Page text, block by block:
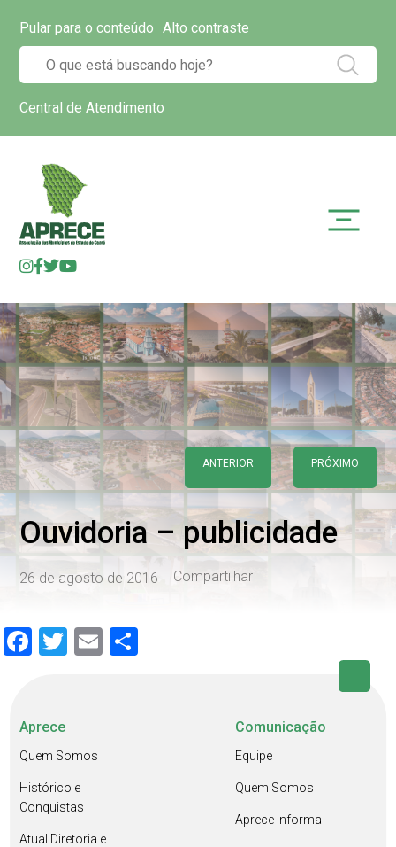
Pular para o conteúdo Alto contraste
Central de Atendimento
ANTERIOR PRÓXIMO
Ouvidoria – publicidade
26 de agosto de 2016 Compartilhar
Facebook
Twitter
Email
Aprece
Quem Somos
Histórico e
Conquistas
Atual Diretoria e
Comunicação
Equipe
Quem Somos
Aprece Informa